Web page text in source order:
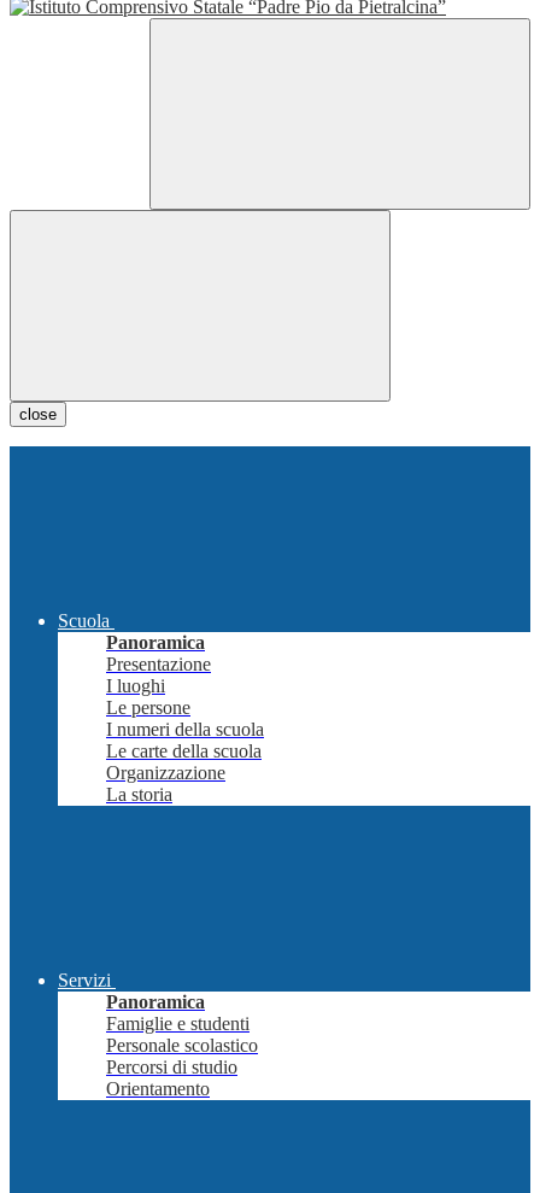
close
Scuola
Panoramica
Presentazione
I luoghi
Le persone
I numeri della scuola
Le carte della scuola
Organizzazione
La storia
Servizi
Panoramica
Famiglie e studenti
Personale scolastico
Percorsi di studio
Orientamento